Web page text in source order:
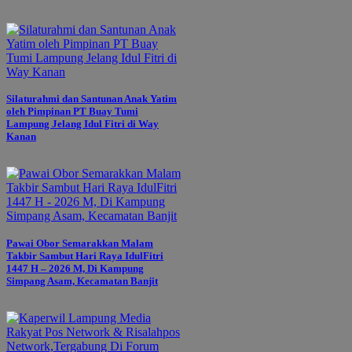
Silaturahmi dan Santunan Anak Yatim
oleh Pimpinan PT Buay Tumi
Lampung Jelang Idul Fitri di Way
Kanan
Pawai Obor Semarakkan Malam
Takbir Sambut Hari Raya IdulFitri
1447 H – 2026 M, Di Kampung
Simpang Asam, Kecamatan Banjit